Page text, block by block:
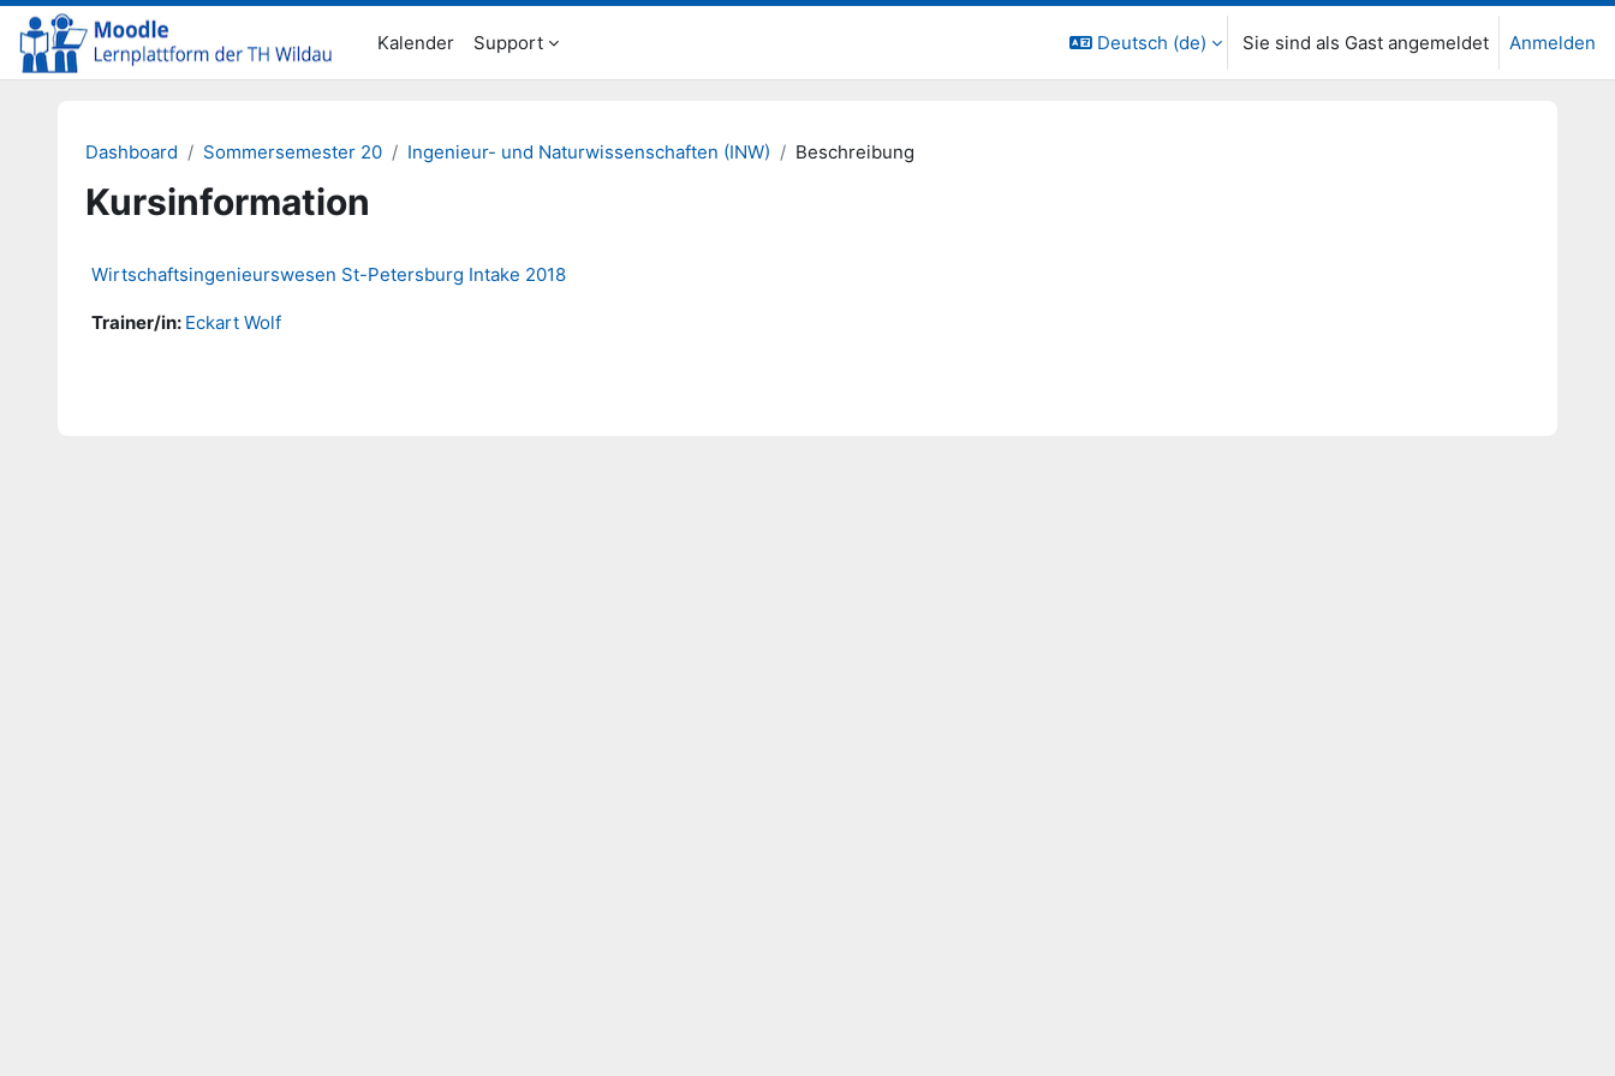
Zum Hauptinhalt
Kalender
Support Deutsch ‎(de)‎ Sie sind als Gast angemeldet Anmelden
Dashboard Sommersemester 20 Ingenieur- und Naturwissenschaften (INW) Beschreibung
Kursinformation
Wirtschaftsingenieurswesen St-Petersburg Intake 2018
Trainer/in: Eckart Wolf